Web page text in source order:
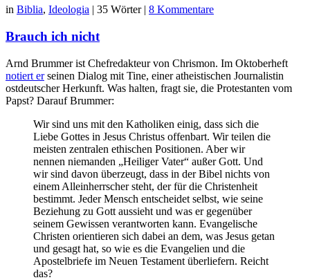
in Biblia, Ideologia 35 Wörter 8 Kommentare
Brauch ich nicht
Arnd Brummer ist Chefredakteur von Chrismon. Im Oktoberheft
notiert erseinen Dialog mit Tine, einer atheistischen Journalistin
ostdeutscher Herkunft. Was halten, fragt sie, die Protestanten vom
Papst? Darauf Brummer:
Wir sind uns mit den Katholiken einig, dass sich die
Liebe Gottes in Jesus Christus offenbart. Wir teilen die
meisten zentralen ethischen Positionen. Aber wir
nennen niemanden „Heiliger Vater“ außer Gott. Und
wir sind davon überzeugt, dass in der Bibel nichts von
einem Alleinherrscher steht, der für die Christenheit
bestimmt. Jeder Mensch entscheidet selbst, wie seine
Beziehung zu Gott aussieht und was er gegenüber
seinem Gewissen verantworten kann. Evangelische
Christen orientieren sich dabei an dem, was Jesus getan
und gesagt hat, so wie es die Evangelien und die
Apostelbriefe im Neuen Testament überliefern. Reicht
das?